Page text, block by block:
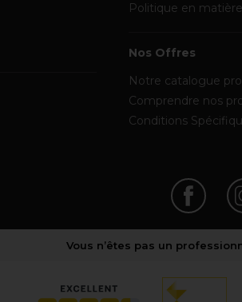
Politique en
Nos Offres
Notre catalogue
Comprendre nos
Conditions
Vous n’êtes pas un